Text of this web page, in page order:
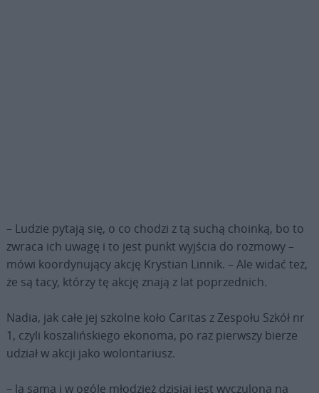
– Ludzie pytają się, o co chodzi z tą suchą choinką, bo to
zwraca ich uwagę i to jest punkt wyjścia do rozmowy –
mówi koordynujący akcję Krystian Linnik. – Ale widać też,
że są tacy, którzy tę akcję znają z lat poprzednich.
Nadia, jak całe jej szkolne koło Caritas z Zespołu Szkół nr
1, czyli koszalińskiego ekonoma, po raz pierwszy bierze
udział w akcji jako wolontariusz.
– Ja sama i w ogóle młodzież dzisiaj jest wyczulona na